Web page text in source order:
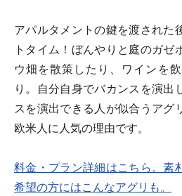
アパルタメントの鍵を渡された
トタイム！ぼんやりと庭のガゼ
ウ畑を散策したり、ワインを
り。自分自身でバカンスを演出
スを演出できる人が似合うアグ
欧米人に人気の理由です。
料金・プラン詳細はこちら。素
希望の方にはこんなアグリも。